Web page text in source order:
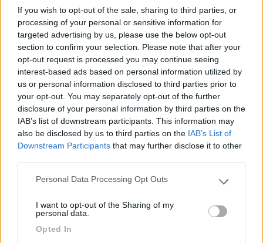
If you wish to opt-out of the sale, sharing to third parties, or
processing of your personal or sensitive information for
targeted advertising by us, please use the below opt-out
section to confirm your selection. Please note that after your
opt-out request is processed you may continue seeing
interest-based ads based on personal information utilized by
us or personal information disclosed to third parties prior to
your opt-out. You may separately opt-out of the further
disclosure of your personal information by third parties on the
IAB’s list of downstream participants. This information may
also be disclosed by us to third parties on the IAB’s List of
Downstream Participants that may further disclose it to other
Please note that this website/app uses one or more Google
not limited to your visit or usage behaviour. You may click to
grant or deny consent to Google and its third-party tags to
use your data for below specified purposes in below Google
Personal Data Processing Opt Outs
I want to opt-out of the Sharing of my
personal data.
Opted In
Inserito il 18/04/2021 alle: 16:45:18
In risposta al messaggio disalitodel18/04/2021alle16:42:28
Notizia di giorni fa Un noto negazionista norvegese sessantenne, che
aveva anche ospitato due grandi eventi pubblici nella sua proprietà
contro la “dittatura” delle misure anti coronavirus, è morto a sua volta di
...
Quando muoiono quelli per me e' come quando muore in
cacciatore perche l'ha preso per sbaglio per un cinghiale il suo
collega. O giu di li... CIoe non me ne frega niente, anzi. Mi
dispiace molto di piu pero se a causa sto incoscente si sono
Jana - Mente Semplice tessera n.3 Komu neni zhury dano, v apatice nekoupi.
salito
29159
Inserito il18/04/2021